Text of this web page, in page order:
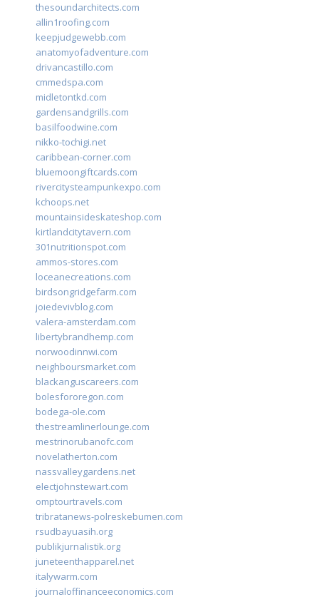
thesoundarchitects.com
allin1roofing.com
keepjudgewebb.com
anatomyofadventure.com
drivancastillo.com
cmmedspa.com
midletontkd.com
gardensandgrills.com
basilfoodwine.com
nikko-tochigi.net
caribbean-corner.com
bluemoongiftcards.com
rivercitysteampunkexpo.com
kchoops.net
mountainsideskateshop.com
kirtlandcitytavern.com
301nutritionspot.com
ammos-stores.com
loceanecreations.com
birdsongridgefarm.com
joiedevivblog.com
valera-amsterdam.com
libertybrandhemp.com
norwoodinnwi.com
neighboursmarket.com
blackanguscareers.com
bolesfororegon.com
bodega-ole.com
thestreamlinerlounge.com
mestrinorubanofc.com
novelatherton.com
nassvalleygardens.net
electjohnstewart.com
omptourtravels.com
tribratanews-polreskebumen.com
rsudbayuasih.org
publikjurnalistik.org
juneteenthapparel.net
italywarm.com
journaloffinanceeconomics.com